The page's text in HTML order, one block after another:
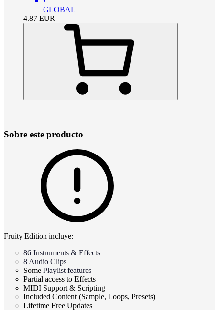
GLOBAL
4.87 EUR
Sobre este producto
Fruity Edition incluye:
86 Instruments & Effects
8 Audio Clips
Some Playlist features
Partial access to Effects
MIDI Support & Scripting
Included Content (Sample, Loops, Presets)
Lifetime Free Updates